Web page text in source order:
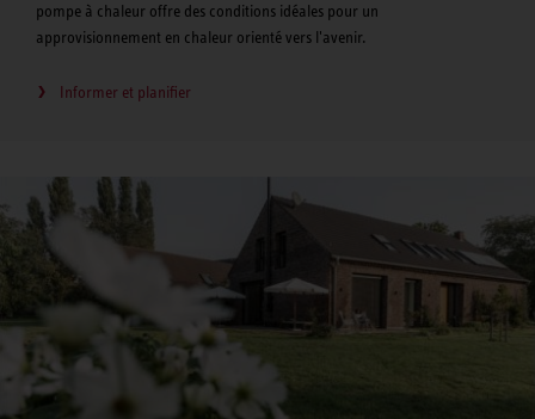
pompe à chaleur offre des conditions idéales pour un
approvisionnement en chaleur orienté vers l'avenir.
Informer et planifier